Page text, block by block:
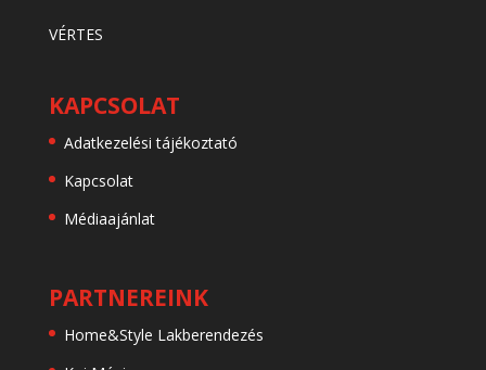
VÉRTES
KAPCSOLAT
Adatkezelési tájékoztató
Kapcsolat
Médiaajánlat
PARTNEREINK
Home&Style Lakberendezés